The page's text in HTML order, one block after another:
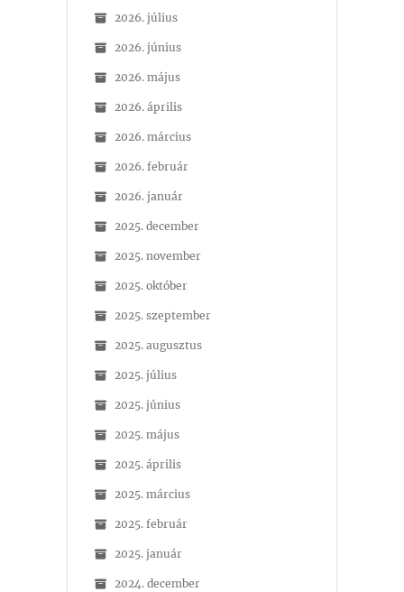
2026. július
2026. június
2026. május
2026. április
2026. március
2026. február
2026. január
2025. december
2025. november
2025. október
2025. szeptember
2025. augusztus
2025. július
2025. június
2025. május
2025. április
2025. március
2025. február
2025. január
2024. december